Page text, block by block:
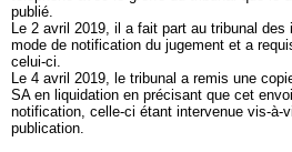
publié.
Le 2 avril 2019, il a fait part au tribunal des
mode de notification du jugement et a
celui-ci.
Le 4 avril 2019, le tribunal a remis une
SA en liquidation en précisant que cet
notification, celle-ci étant intervenue vis-à-
publication.